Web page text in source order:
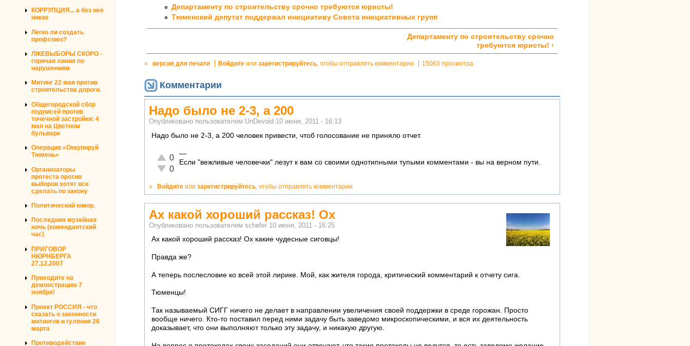
КОРРУПЦИЯ... а без нее
никак
Легко ли создать
профсоюз?
ЛЖЕВЫБОРЫ СКОРО -
горячая линия по
нарушениям
Митинг 22 мая против
строительства дороги.
Общегородской сбор
подписей против
точечной застройки: 4
мая на Цветном
бульваре
Операция «Оккупируй
Тюмень»
Организаторы
протеста против
выборов хотят все
сделать по закону
Политический юмор.
Последняя музейная
ночь (комендантский
час)
ПРИГОВОР
НЮРНБЕРГА
27.12.2007
Приходите на
демонстрацию 7
ноября!
Проект РОССИЯ - что
сказать о законности
митингов и гуляния 26
марта
Противодействие
Департаменту по строительству срочно требуются юристы!
Тюменский депутат поддержал инициативу Совета инициативных групп
Департаменту по строительству срочно
требуются юристы! ›
» версия для печати Войдите или зарегистрируйтесь, чтобы отправлять комментарии 15063 просмотра
Комментарии
Надо было не 2-3, а 200
Опубликовано пользователем UnDevoid 10 июня, 2011 - 16:13
Надо было не 2-3, а 200 человек привести, чтоб голосование не приняло отчет.
Отлично!
0
Неадекватно!
0
—
Если "вежливые человечки" лезут к вам со своими однотипными тупыми комментами - вы на верном пути.
» Войдите или зарегистрируйтесь , чтобы отправлять комментарии
Ах какой хороший рассказ! Ох
Опубликовано пользователем schefer 10 июня, 2011 - 16:25
Ах какой хороший рассказ! Ох какие чудесные сиговцы!
Правда же?
А теперь послесловие ко всей этой лирике. Мой, как жителя города, критический комментарий к отчету сига.
Тюменцы!
Так называемый СИГГ ничего не делает в направлении увеличения своей поддержки в среде горожан. Просто
вообще ничего. Кто-то поставил перед ними задачу быть заведомо микроскопическими, и вся их деятельность
доказывает, что они выполняют только эту задачу, и никакую другую.